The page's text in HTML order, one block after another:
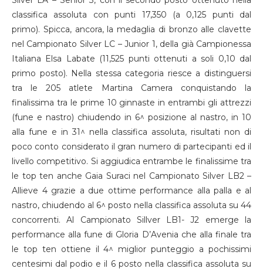
classifica assoluta con punti 17,350 (a 0,125 punti dal
primo). Spicca, ancora, la medaglia di bronzo alle clavette
nel Campionato Silver LC – Junior 1, della già Campionessa
Italiana Elsa Labate (11,525 punti ottenuti a soli 0,10 dal
primo posto). Nella stessa categoria riesce a distinguersi
tra le 205 atlete Martina Camera conquistando la
finalissima tra le prime 10 ginnaste in entrambi gli attrezzi
(fune e nastro) chiudendo in 6^ posizione al nastro, in 10
alla fune e in 31^ nella classifica assoluta, risultati non di
poco conto considerato il gran numero di partecipanti ed il
livello competitivo. Si aggiudica entrambe le finalissime tra
le top ten anche Gaia Suraci nel Campionato Silver LB2 –
Allieve 4 grazie a due ottime performance alla palla e al
nastro, chiudendo al 6^ posto nella classifica assoluta su 44
concorrenti. Al Campionato Sillver LB1- J2 emerge la
performance alla fune di Gloria D’Avenia che alla finale tra
le top ten ottiene il 4^ miglior punteggio a pochissimi
centesimi dal podio e il 6 posto nella classifica assoluta su